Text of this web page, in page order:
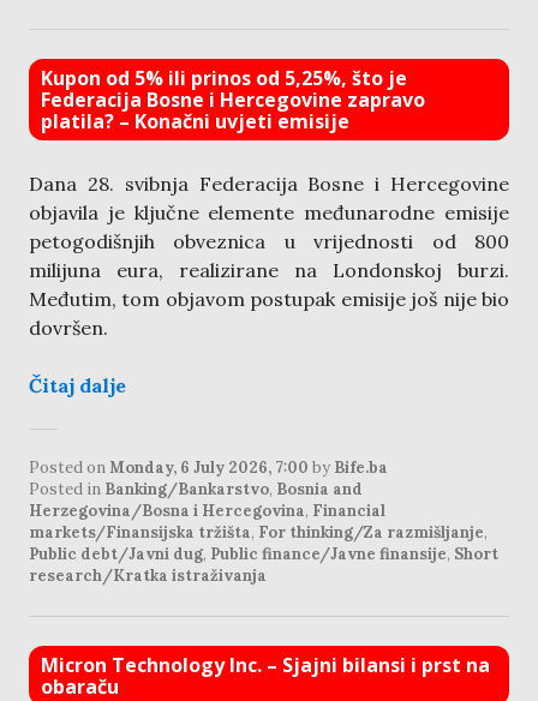
Kupon od 5% ili prinos od 5,25%, što je
Federacija Bosne i Hercegovine zapravo
platila? – Konačni uvjeti emisije
Dana 28. svibnja Federacija Bosne i Hercegovine
objavila je ključne elemente međunarodne emisije
petogodišnjih obveznica u vrijednosti od 800
milijuna eura, realizirane na Londonskoj burzi.
Međutim, tom objavom postupak emisije još nije bio
dovršen.
Čitaj dalje
Posted on Monday, 6 July 2026, 7:00 by Bife.ba
Posted in Banking/Bankarstvo, Bosnia and
Herzegovina/Bosna i Hercegovina, Financial
markets/Finansijska tržišta, For thinking/Za razmišljanje,
Public debt/Javni dug, Public finance/Javne finansije, Short
research/Kratka istraživanja
Micron Technology Inc. – Sjajni bilansi i prst na
obaraču